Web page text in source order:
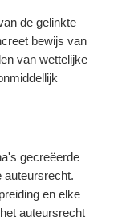
de gelinkte
bewijs van
van wettelijke
gecreëerde
auteursrecht.
en elke
auteursrecht